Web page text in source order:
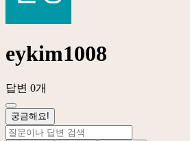
eykim1008
답변 0개
궁금해요!